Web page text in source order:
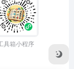
具箱小程序